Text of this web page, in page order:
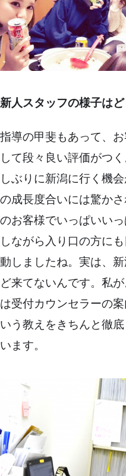
新人スタッフの様子は
指導の甲斐もあって、
して段々良い評価がつ
しぶりに新潟に行く機
の成長度合いには驚か
のお客様でいっぱいい
しながら入り口の方に
動しましたね。実は、
ど来てないんです。私
は受付カウンセラーの
いう教えをきちんと徹
います。